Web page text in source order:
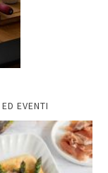
EVENTI